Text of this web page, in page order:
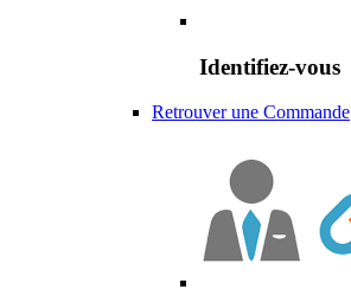
Identifiez-vous
Retrouver une Commande